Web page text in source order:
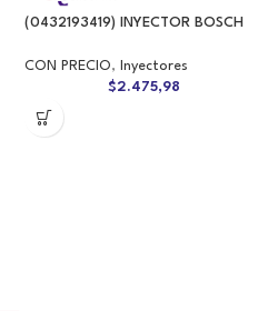
(0432193419) INYECTOR BOSCH
CON PRECIO,
Inyectores
$2.475,98